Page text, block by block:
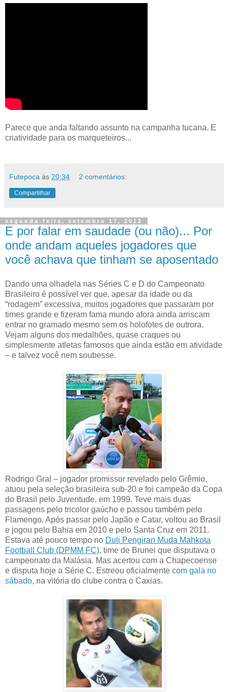
Parece que anda faltando assunto na campanha tucana. E
criatividade para os marqueteiros...
Futepoca às 20:34 2 comentários:
Compartilhar
segunda-feira, setembro 17, 2012
E por falar em saudade (ou não)... Por
onde andam aqueles jogadores que
você achava que tinham se aposentado
Dando uma olhadela nas Séries C e D do Campeonato
Brasileiro é possível ver que, apesar da idade ou da
“rodagem” excessiva, muitos jogadores que passaram por
times grande e fizeram fama mundo afora ainda arriscam
entrar no gramado mesmo sem os holofotes de outrora.
Vejam alguns dos medalhões, quase craques ou
simplesmente atletas famosos que ainda estão em atividade
– e talvez você nem soubesse.
Rodrigo Gral – jogador promissor revelado pelo Grêmio,
atuou pela seleção brasileira sub-20 e foi campeão da Copa
do Brasil pelo Juventude, em 1999. Teve mais duas
passagens pelo tricolor gaúcho e passou também pelo
Flamengo. Após passar pelo Japão e Catar, voltou ao Brasil
e jogou pelo Bahia em 2010 e pelo Santa Cruz em 2011.
Estava até pouco tempo no Duli Pengiran Muda Mahkota
Football Club (DPMM FC), time de Brunei que disputava o
campeonato da Malásia. Mas acertou com a Chapecoense
e disputa hoje a Série C. Estreou oficialmente com gala no
sábado, na vitória do clube contra o Caxias.